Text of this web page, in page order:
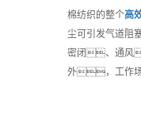
棉纺织的整个高
尘可引发气道
密闭、通风
外，工作场